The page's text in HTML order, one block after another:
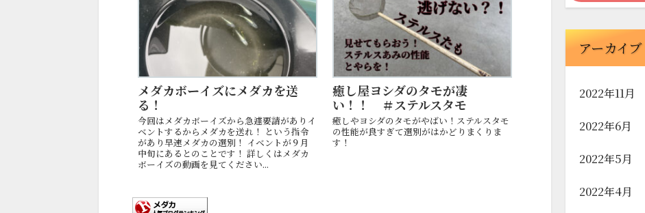
メダカボーイズにメダカを送
る！
今回はメダカボーイズから急遽要請がありイ
ベントするからメダカを送れ！ という指令
があり早速メダカの選別！ イベントが９月
中旬にあるとのことです！ 詳しくはメダカ
ボーイズの動画を見てください...
癒し屋ヨシダのタモが凄
い！！ ＃ステルスタモ
癒しやヨシダのタモがやばい！ステルスタモ
の性能が良すぎて選別がはかどりまくりま
す！
アーカイブ
2022年11月
2022年6月
2022年5月
2022年4月